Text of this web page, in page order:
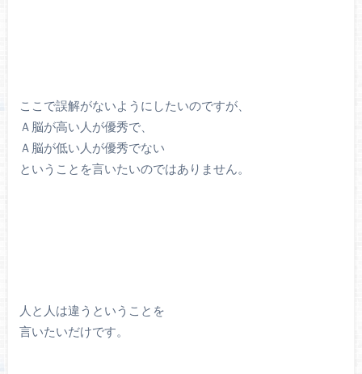
ここで誤解がないようにしたいのですが、
Ａ脳が高い人が優秀で、
Ａ脳が低い人が優秀でない
ということを言いたいのではありません。
人と人は違うということを
言いたいだけです。